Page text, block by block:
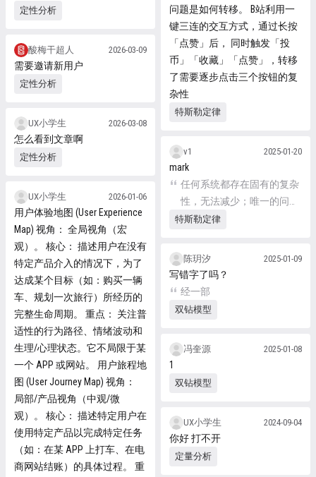
定性分析
酸梅干超人 2026-03-09
需要邀请新用户
定性分析
UX小学生 2026-03-08
怎么看到文章啊
定性分析
UX小学生 2026-01-06
用户体验地图 (User Experience
Map) 视角： 全局视角（宏
观）。 核心： 描述用户在没有
特定产品介入的情况下，为了
达成某个目标（如：购买一辆
车、规划一次旅行）所经历的
完整生命周期。 重点： 关注普
适性的行为路径、情绪波动和
生理/心理状态。它不局限于某
一个 APP 或网站。 用户旅程地
图 (User Journey Map) 视角：
局部/产品视角（中观/微
观）。 核心： 描述特定用户在
使用特定产品以完成特定任务
（如：在某 APP 上打车、在电
商网站结账）的具体过程。 重
问题是如何转移。 B站利用一
键三连的交互方式，通过长按
「点赞」后， 同时触发「投
币」「收藏」「点赞」，转移
了需要逐步点击三个按钮的复
杂性
特斯勒定律
v1 2025-01-20
mark
任何系统都存在固有的复杂
性，无法减少；唯一的问题
是谁来处理它。
特斯勒定律
陈玥汐 2025-01-09
写错字了吗？
经一部
双钻模型
冯奎源 2025-01-08
1
双钻模型
UX小学生 2024-09-04
你好 打不开
定量分析